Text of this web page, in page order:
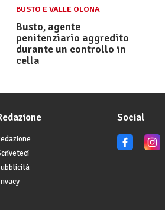
BUSTO E VALLE OLONA
Busto, agente
penitenziario aggredito
durante un controllo in
cella
Social